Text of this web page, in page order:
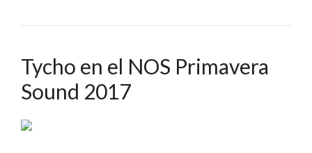
Tycho en el NOS Primavera
Sound 2017